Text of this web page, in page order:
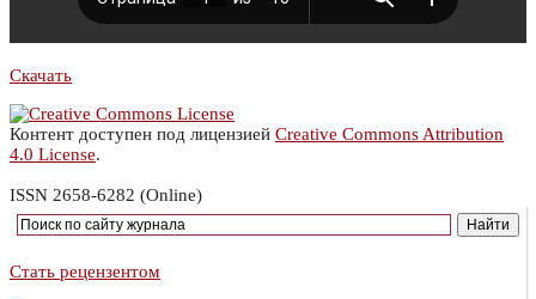
Скачать
Контент доступен под лицензией Creative Commons Attribution
4.0 License.
ISSN 2658-6282 (Online)
Стать рецензентом